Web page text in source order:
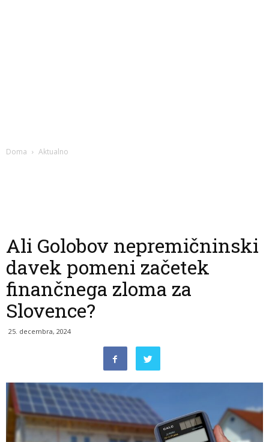
Doma Aktualno
Ali Golobov nepremičninski
davek pomeni začetek
finančnega zloma za
Slovence?
25. decembra, 2024